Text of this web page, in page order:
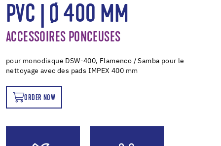
PVC | Ø 400 MM
ACCESSOIRES PONCEUSES
pour monodisque DSW-400, Flamenco / Samba pour le
nettoyage avec des pads IMPEX 400 mm
ORDER NOW